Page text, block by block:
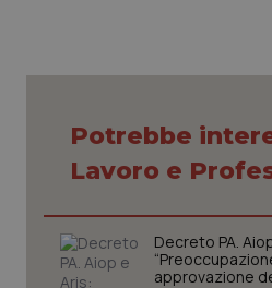
Sicilia
Toscana
Umbria
Neuroscienze &
Obesità
Oftalmologia
Potrebbe
Lavoro e
Decreto PA.
approvazione